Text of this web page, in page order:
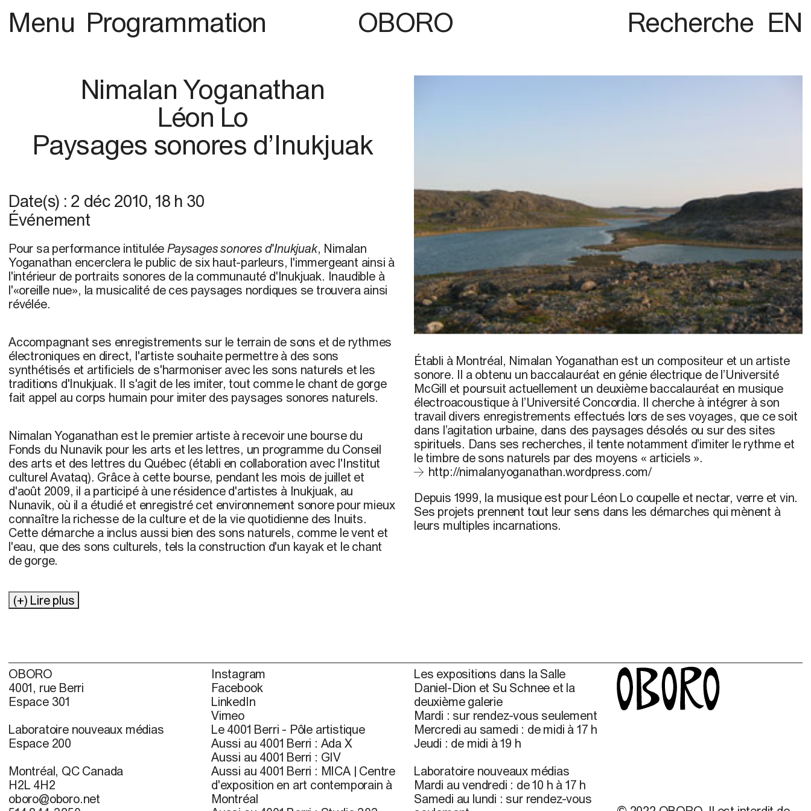
Menu Programmation OBORO Recherche EN
Nimalan Yoganathan
Léon Lo
Paysages sonores d’Inukjuak
Date(s) : 2 déc 2010, 18 h 30
Événement
Pour sa performance intituléePaysages sonores d'Inukjuak, Nimalan
Yoganathan encerclera le public de six haut-parleurs, l'immergeant ainsi à
l'intérieur de portraits sonores de la communauté d'Inukjuak. Inaudible à
l'«oreille nue», la musicalité de ces paysages nordiques se trouvera ainsi
révélée.
Accompagnant ses enregistrements sur le terrain de sons et de rythmes
électroniques en direct, l'artiste souhaite permettre à des sons
synthétisés et artificiels de s'harmoniser avec les sons naturels et les
traditions d'Inukjuak. Il s'agit de les imiter, tout comme le chant de gorge
fait appel au corps humain pour imiter des paysages sonores naturels.
Nimalan Yoganathan est le premier artiste à recevoir une bourse du
Fonds du Nunavik pour les arts et les lettres, un programme du Conseil
des arts et des lettres du Québec (établi en collaboration avec l'Institut
culturel Avataq). Grâce à cette bourse, pendant les mois de juillet et
d'août 2009, il a participé à une résidence d'artistes à Inukjuak, au
Nunavik, où il a étudié et enregistré cet environnement sonore pour mieux
connaître la richesse de la culture et de la vie quotidienne des Inuits.
Cette démarche a inclus aussi bien des sons naturels, comme le vent et
l'eau, que des sons culturels, tels la construction d'un kayak et le chant
de gorge.
(+) Lire plus
Établi à Montréal, Nimalan Yoganathan est un compositeur et un artiste
sonore. Il a obtenu un baccalauréat en génie électrique de l’Université
McGill et poursuit actuellement un deuxième baccalauréat en musique
électroacoustique à l’Université Concordia. Il cherche à intégrer à son
travail divers enregistrements effectués lors de ses voyages, que ce soit
dans l’agitation urbaine, dans des paysages désolés ou sur des sites
spirituels. Dans ses recherches, il tente notamment d’imiter le rythme et
le timbre de sons naturels par des moyens « articiels ».
http://nimalanyoganathan.wordpress.com/
Depuis 1999, la musique est pour Léon Lo coupelle et nectar, verre et vin.
Ses projets prennent tout leur sens dans les démarches qui mènent à
leurs multiples incarnations.
OBORO
4001, rue Berri
Espace 301
Laboratoire nouveaux médias
Espace 200
Montréal, QC Canada
H2L 4H2
oboro@oboro.net
Instagram
Facebook
LinkedIn
Vimeo
Le 4001 Berri - Pôle artistique
Aussi au 4001 Berri : Ada X
Aussi au 4001 Berri : GIV
Aussi au 4001 Berri : MICA | Centre
d'exposition en art contemporain à
Montréal
Les expositions dans la Salle
Daniel-Dion et Su Schnee et la
deuxième galerie
Mardi : sur rendez-vous seulement
Mercredi au samedi : de midi à 17 h
Jeudi : de midi à 19 h
Laboratoire nouveaux médias
Mardi au vendredi : de 10 h à 17 h
Samedi au lundi : sur rendez-vous